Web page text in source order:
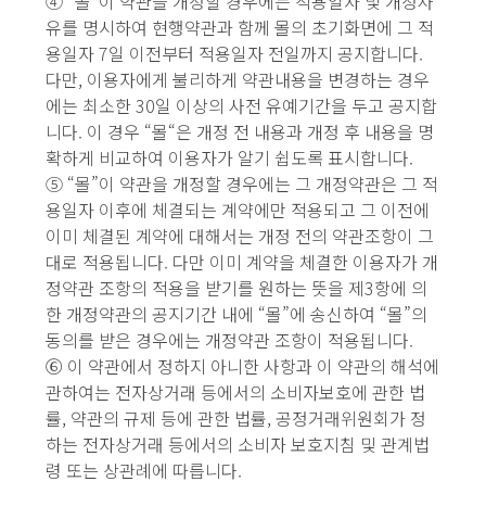
유를 명시하여 현행약관과 함께 몰의 초기화면에 그 적
용일자 7일 이전부터 적용일자 전일까지 공지합니다.
다만, 이용자에게 불리하게 약관내용을 변경하는 경우
에는 최소한 30일 이상의 사전 유예기간을 두고 공지합
니다. 이 경우 “몰“은 개정 전 내용과 개정 후 내용을 명
확하게 비교하여 이용자가 알기 쉽도록 표시합니다.
⑤ “몰”이 약관을 개정할 경우에는 그 개정약관은 그 적
용일자 이후에 체결되는 계약에만 적용되고 그 이전에
이미 체결된 계약에 대해서는 개정 전의 약관조항이 그
대로 적용됩니다. 다만 이미 계약을 체결한 이용자가 개
정약관 조항의 적용을 받기를 원하는 뜻을 제3항에 의
한 개정약관의 공지기간 내에 “몰”에 송신하여 “몰”의
동의를 받은 경우에는 개정약관 조항이 적용됩니다.
⑥ 이 약관에서 정하지 아니한 사항과 이 약관의 해석에
관하여는 전자상거래 등에서의 소비자보호에 관한 법
률, 약관의 규제 등에 관한 법률, 공정거래위원회가 정
하는 전자상거래 등에서의 소비자 보호지침 및 관계법
령 또는 상관례에 따릅니다.